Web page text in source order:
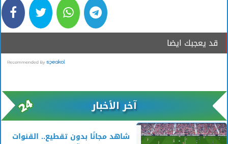
قد يعجبك ايضا
آخر الأخبار
شاهد مجانًا بدون تقطيع.. القنوات